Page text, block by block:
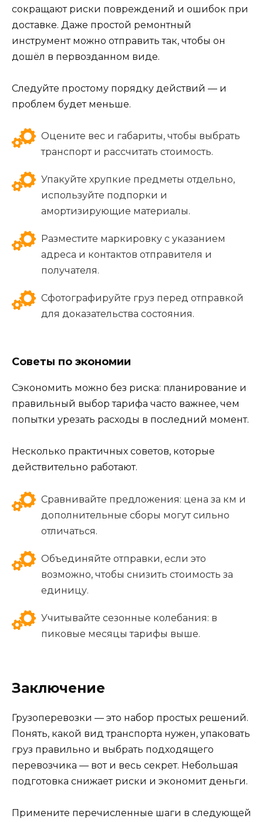
сокращают риски повреждений и ошибок при
доставке. Даже простой ремонтный
инструмент можно отправить так, чтобы он
дошёл в первозданном виде.
Следуйте простому порядку действий — и
проблем будет меньше.
Оцените вес и габариты, чтобы выбрать
транспорт и рассчитать стоимость.
Упакуйте хрупкие предметы отдельно,
используйте подпорки и
амортизирующие материалы.
Разместите маркировку с указанием
адреса и контактов отправителя и
получателя.
Сфотографируйте груз перед отправкой
для доказательства состояния.
Советы по экономии
Сэкономить можно без риска: планирование и
правильный выбор тарифа часто важнее, чем
попытки урезать расходы в последний момент.
Несколько практичных советов, которые
действительно работают.
Сравнивайте предложения: цена за км и
дополнительные сборы могут сильно
отличаться.
Объединяйте отправки, если это
возможно, чтобы снизить стоимость за
единицу.
Учитывайте сезонные колебания: в
пиковые месяцы тарифы выше.
Заключение
Грузоперевозки — это набор простых решений.
Понять, какой вид транспорта нужен, упаковать
груз правильно и выбрать подходящего
перевозчика — вот и весь секрет. Небольшая
подготовка снижает риски и экономит деньги.
Примените перечисленные шаги в следующей